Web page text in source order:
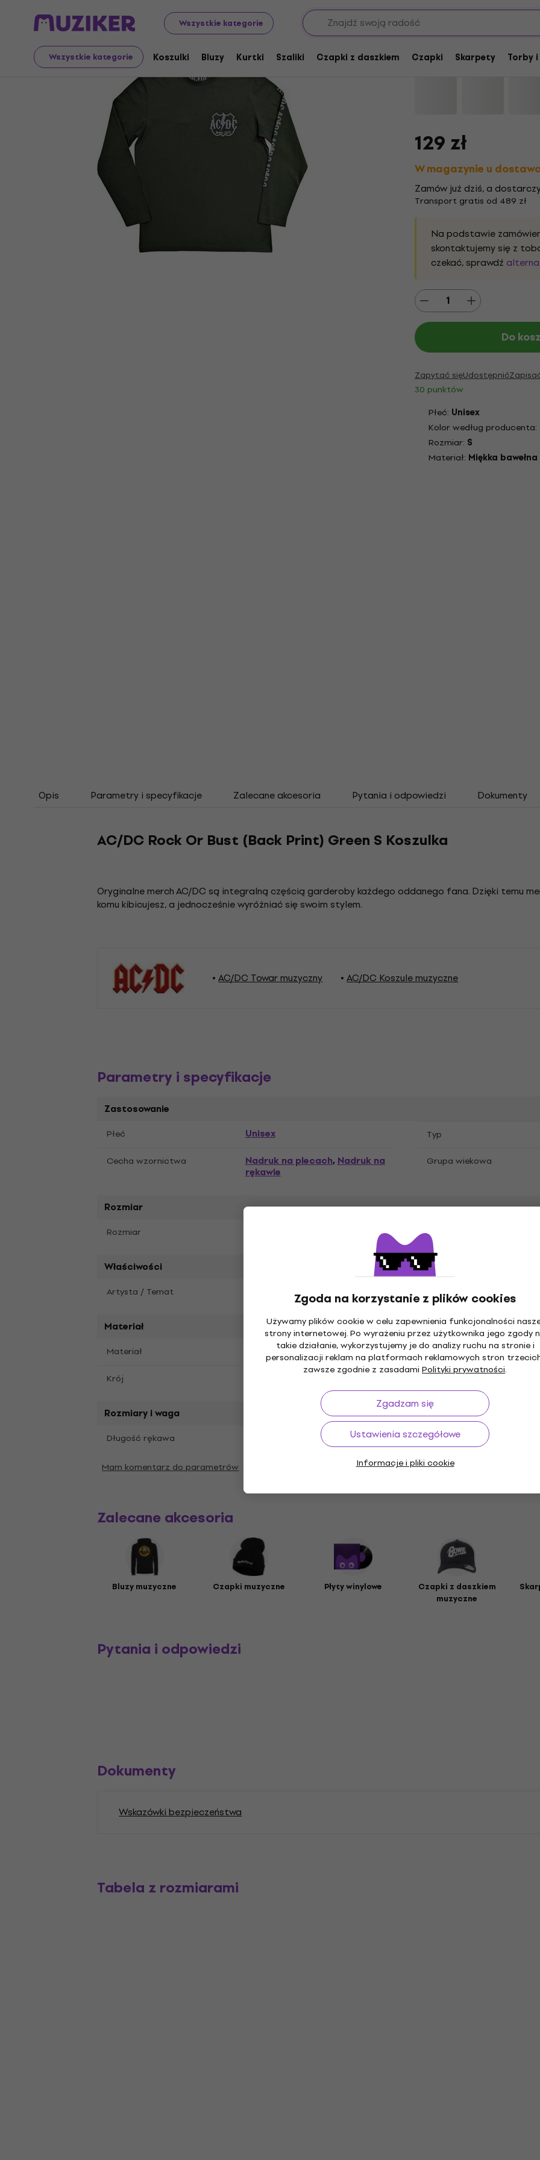
Wszystkie kategorie
Wszystkie kategorie Koszulki Bluzy Kurtki Szaliki Czapki z daszkiem Czapki Skarpety Torby
Zgoda na korzystanie z plików cookies
Używamy plików cookie w celu zapewnienia funkcjonalności
strony internetowej. Po wyrażeniu przez użytkownika jego zgody
takie działanie, wykorzystujemy je do analizy ruchu na stronie i
personalizacji reklam na platformach reklamowych stron
zawsze zgodnie z zasadami Polityki prywatności.
Zgadzam się
Ustawienia szczegółowe
Informacje i pliki cookie
Merch Towar muzyczny Koszulki
AC/DC Rock Or Bust
Marka: AC/DCKod produktu:
129 zł
W magazynie u
Zamów już dziś, a
Transport gratis od 489 zł
Na podstawie
skontaktujemy się z
czekać, sprawdź
Do
Zapytać sięUdostępnić
30 punktów
Płeć: Unisex
Kolor według producenta:
Rozmiar: S
Materiał: Miękka bawełna
Opis Parametry i specyfikacje Zalecane akcesoria Pytania i odpowiedzi Dokumenty
AC/DC Rock Or Bust (Back Print) Green S Koszulka
Oryginalne merch AC/DC są integralną częścią garderoby każdego oddanego fana. Dzięki temu
komu kibicujesz, a jednocześnie wyróżniać się swoim stylem.
AC/DC Towar muzyczny AC/DC Koszule muzyczne
Parametry i specyfikacje
Zastosowanie
Płeć Unisex Typ
Cecha wzornictwa Nadruk na plecach,Nadruk na
rękawie
Grupa wiekowa
Rozmiar
Rozmiar
Właściwości
Artysta / Temat
Materiał
Materiał Miękka bawełna Specyfikacja materiałów
Krój
Rozmiary i waga
Długość rękawa
Mam komentarz do parametrów
Zalecane akcesoria
Bluzy muzyczne Czapki muzyczne Płyty winylowe
Czapki z daszkiem
muzyczne
Pytania i odpowiedzi
Dokumenty
Wskazówki bezpieczeństwa
Tabela z rozmiarami